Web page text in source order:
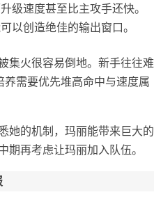
级速度甚至比主攻手还快。
以创造绝佳的输出窗口。
集火很容易倒地。新手往往难
养需要优先堆高命中与速度属
她的机制，玛丽能带来巨大的
期再考虑让玛丽加入队伍。